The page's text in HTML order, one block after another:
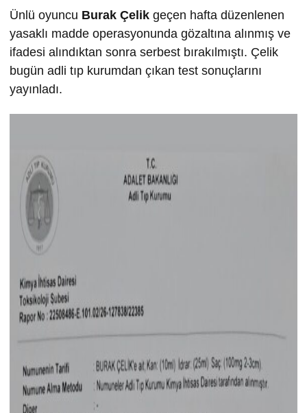
Ünlü oyuncu Burak Çelik geçen hafta düzenlenen
yasaklı madde operasyonunda gözaltına alınmış ve
ifadesi alındıktan sonra serbest bırakılmıştı. Çelik
bugün adli tıp kurumdan çıkan test sonuçlarını
yayınladı.